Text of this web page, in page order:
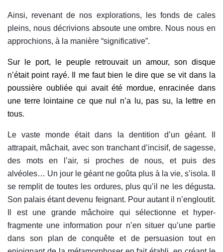
Ainsi, revenant de nos explorations, les fonds de cales
pleins, nous décrivions absoute une ombre. Nous nous en
approchions, à la manière “significative”.
Sur le port, le peuple retrouvait un amour, son disque
n’était point rayé. Il me faut bien le dire que se vit dans la
poussière oubliée qui avait été mordue, enracinée dans
une terre lointaine ce que nul n’a lu, pas su, la lettre en
tous.
Le vaste monde était dans la dentition d’un géant. Il
attrapait, mâchait, avec son tranchant d’incisif, de sagesse,
des mots en l’air, si proches de nous, et puis des
alvéoles… Un jour le géant ne goûta plus à la vie, s’isola. Il
se remplit de toutes les ordures, plus qu’il ne les dégusta.
Son palais étant devenu feignant. Pour autant il n’engloutit.
Il est une grande mâchoire qui sélectionne et hyper-
fragmente une information pour n’en situer qu’une partie
dans son plan de conquête et de persuasion tout en